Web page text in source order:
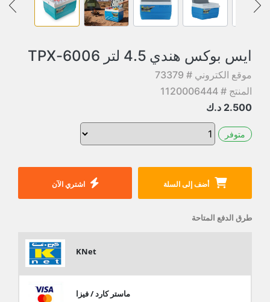
ايس بوكس هندي 4.5 لتر 6006-TPX
موقع الكتروني # 73379
المنتج # 1120006444
2.500 د.ك
متوفر
أضف إلى السلة اشتري الآن
طرق الدفع المتاحة
KNet
ماستر كارد / فيزا